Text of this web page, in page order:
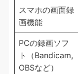
スマホの画面録
画機能
PCの録画ソフ
ト（Bandicam,
OBSなど）